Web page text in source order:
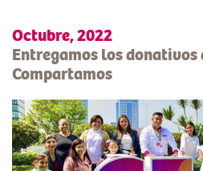
Octubre, 2022
Entregamos los donativos
Compartamos